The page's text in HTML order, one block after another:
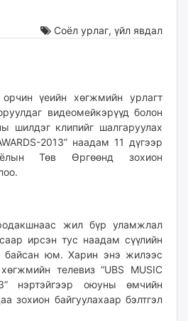
Соёл урлаг, үйл явдал
үеийн хөгжмийн урлагт
видеомейкэрүүд болон
шилдэг клипийг шалгаруулах
2013” наадам 11 дүгээр
Төв Өргөөнд зохион
жил бүр уламжлал
ирсэн тус наадам сүүлийн
байсан юм. Харин энэ жилээс
телевиз “UBS MUSIC
нэртэйгээр оюуны өмчийн
зохион байгуулахаар бэлтгэл